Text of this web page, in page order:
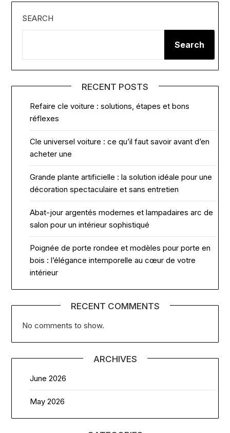
SEARCH
Search
RECENT POSTS
Refaire cle voiture : solutions, étapes et bons
réflexes
Cle universel voiture : ce qu’il faut savoir avant d’en
acheter une
Grande plante artificielle : la solution idéale pour une
décoration spectaculaire et sans entretien
Abat-jour argentés modernes et lampadaires arc de
salon pour un intérieur sophistiqué
Poignée de porte rondee et modèles pour porte en
bois : l’élégance intemporelle au cœur de votre
intérieur
RECENT COMMENTS
No comments to show.
ARCHIVES
June 2026
May 2026